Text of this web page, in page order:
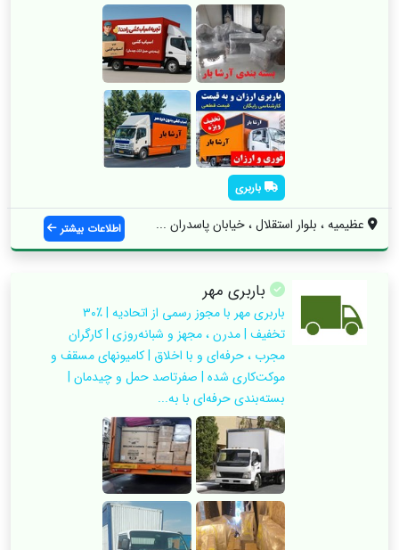
باربری
عظیمیه ، بلوار استقلال ، خیابان پاسدران ... اطلاعات بیشتر
باربری مهر
باربری مهر با مجوز رسمی از اتحادیه | ٪۳۰
تخفیف | مدرن ، مجهز و شبانه‌روزی | کارگران
مجرب ، حرفه‌ای و با اخلاق | کامیونهای مسقف و
موکت‌کاری شده | صفرتاصد حمل و چیدمان |
بسته‌بندی حرفه‌ای با به...